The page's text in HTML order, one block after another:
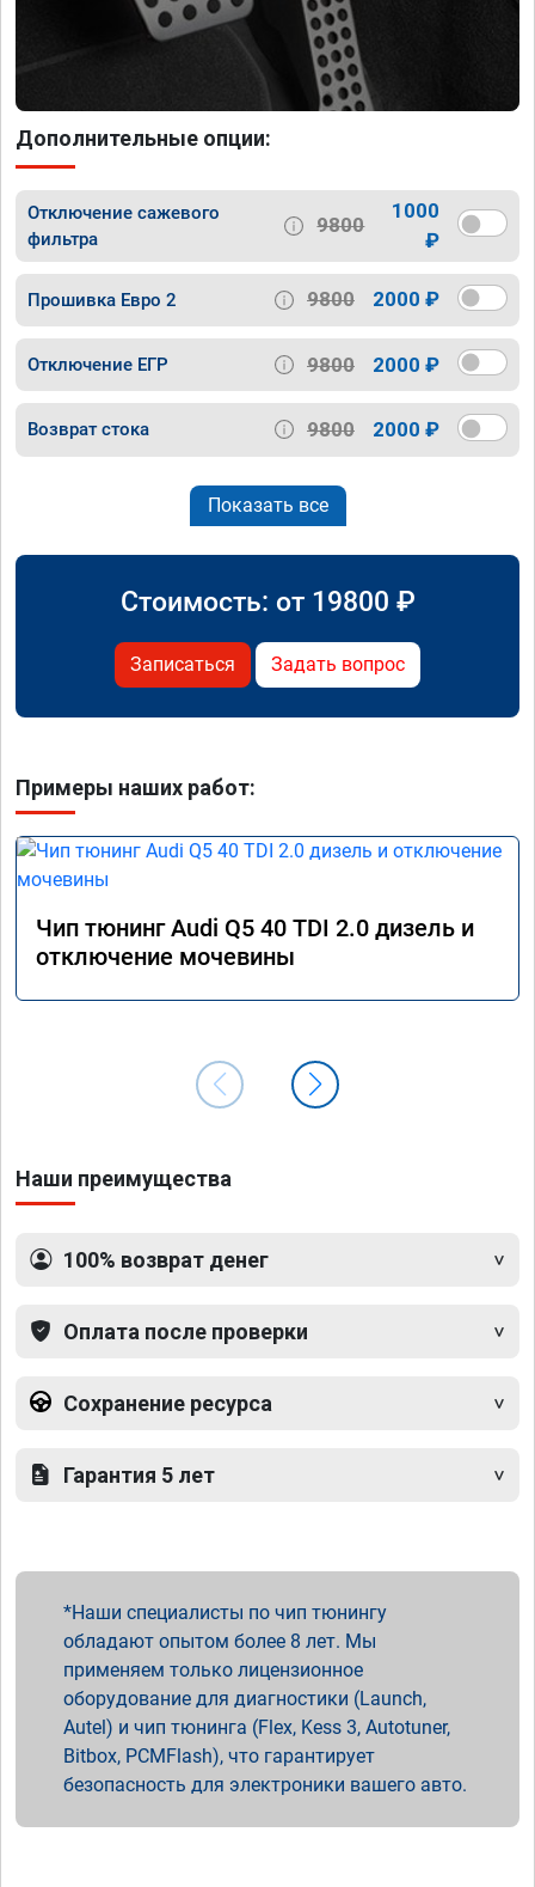
Дополнительные опции:
Отключение сажевого
фильтра
9800
1000
₽
Прошивка Евро 2 9800 2000 ₽
Отключение ЕГР 9800 2000 ₽
Возврат стока 9800 2000 ₽
Показать все
Стоимость: от 19800 ₽
Записаться Задать вопрос
Примеры наших работ:
Чип тюнинг Audi Q5 40 TDI 2.0 дизель и
отключение мочевины
Наши преимущества
100% возврат денег
Оплата после проверки
Сохранение ресурса
Гарантия 5 лет
Наши специалисты по чип тюнингу
обладают опытом более 8 лет. Мы
применяем только лицензионное
оборудование для диагностики (Launch,
Autel) и чип тюнинга (Flex, Kess 3, Autotuner,
Bitbox, PCMFlash), что гарантирует
безопасность для электроники вашего авто.